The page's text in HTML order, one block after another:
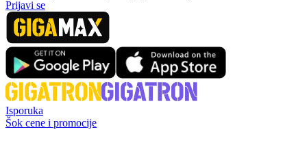
Prijavi se
Isporuka
Šok cene i promocije